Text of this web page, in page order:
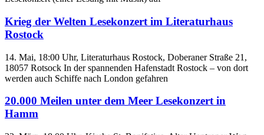
Krieg der Welten Lesekonzert im Literaturhaus
Rostock
14. Mai, 18:00 Uhr, Literaturhaus Rostock, Doberaner Straße 21,
18057 Rotsock In der spannenden Hafenstadt Rostock – von dort
werden auch Schiffe nach London gefahren
20.000 Meilen unter dem Meer Lesekonzert in
Hamm